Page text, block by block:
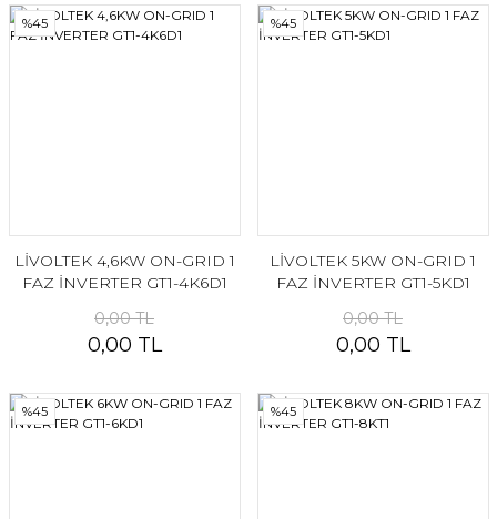
%45
LİVOLTEK 4,6KW ON-GRID 1
FAZ İNVERTER GT1-4K6D1
0,00 TL
0,00 TL
%45
LİVOLTEK 5KW ON-GRID 1
FAZ İNVERTER GT1-5KD1
0,00 TL
0,00 TL
%45 %45